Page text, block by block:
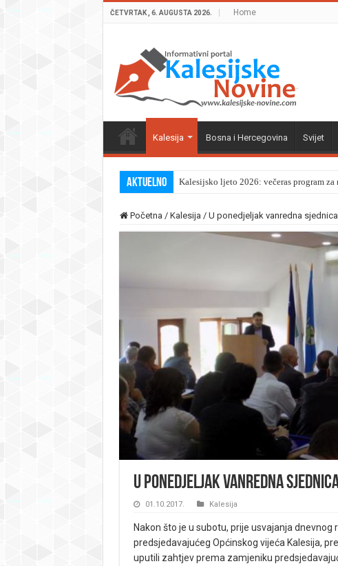
ČETVRTAK , 6. AUGUSTA 2026. Home
Kalesija Bosna i Hercegovina Svijet
Aktuelno Kalesijsko ljeto 2026: večeras program za
Početna / Kalesija / U ponedjeljak vanredna
U ponedjeljak vanredna
01.10.2017. Kalesija
Nakon što je u subotu, prije usvajanja
predsjedavajućeg Općinskog vijeća Kalesija,
uputili zahtjev prema zamjeniku